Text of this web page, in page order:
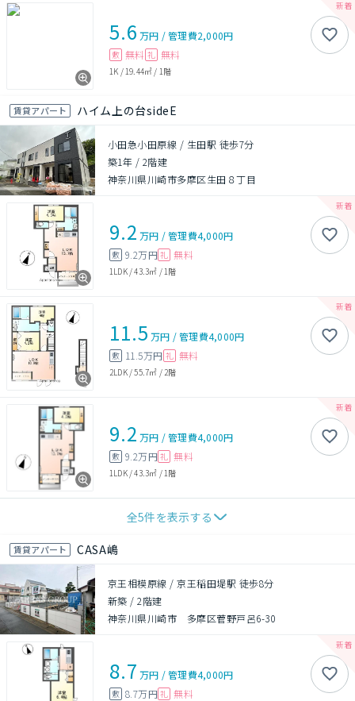
5.6 万円 /管理費2,000円
敷 無料 礼 無料
1K / 19.44㎡ / 1階
賃貸アパート ハイム上の台sideE
小田急小田原線 / 生田駅 徒歩7分
築1年 / 2階建
神奈川県川崎市多摩区生田８丁目
9.2 万円 /管理費4,000円
敷 9.2万円 礼 無料
1LDK/43.3㎡ / 1階
11.5 万円 /管理費4,000円
敷 11.5万円 礼 無料
2LDK/55.7㎡ / 2階
9.2 万円 /管理費4,000円
敷 9.2万円 礼 無料
1LDK/43.3㎡ / 1階
全5件を表示する
賃貸アパート CASA嶋
京王相模原線 / 京王稲田堤駅 徒歩8分
新築 /2階建
神奈川県川崎市 多摩区菅野戸呂6-30
8.7 万円 /管理費4,000円
敷 8.7万円 礼 無料